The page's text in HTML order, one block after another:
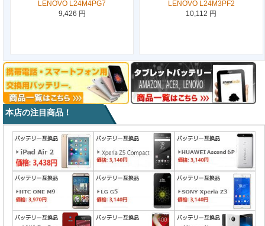
LENOVO L24M4PG7
9,426 円
LENOVO L24M3PF2
10,112 円
本店の注目商品！